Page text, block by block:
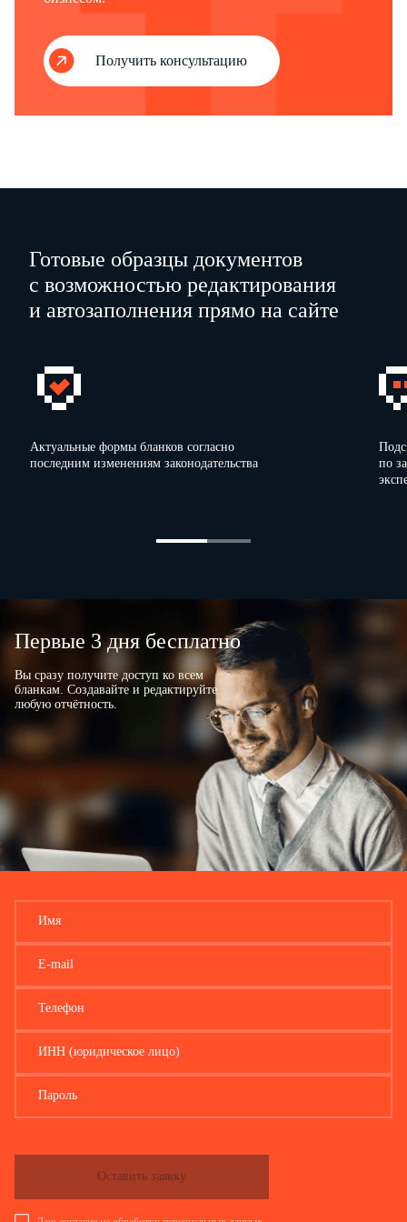
Получить консультацию
Готовые образцы документов
с возможностью редактирования
и автозаполнения прямо на сайте
Актуальные формы бланков согласно
последним изменениям законодательства
по
Первые 3 дня бесплатно
Вы сразу получите доступ ко всем
бланкам. Создавайте и редактируйте
любую отчётность.
Имя
E-mail
Телефон
ИНН (юридическое лицо)
Пароль
Оставить заявку